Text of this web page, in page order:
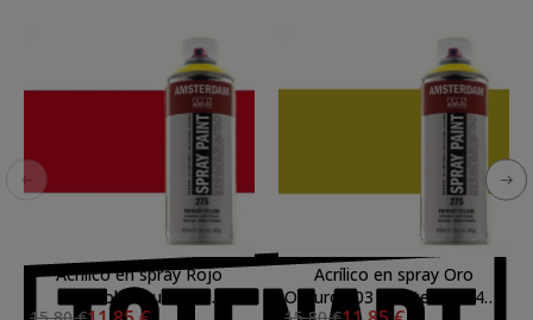
Acrílico en spray Rojo
Naftol Oscuro 399
Acrílico en spray Oro
Oscuro 803 Amsterdam 400